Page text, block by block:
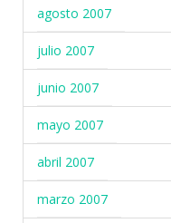
agosto 2007
julio 2007
junio 2007
mayo 2007
abril 2007
marzo 2007